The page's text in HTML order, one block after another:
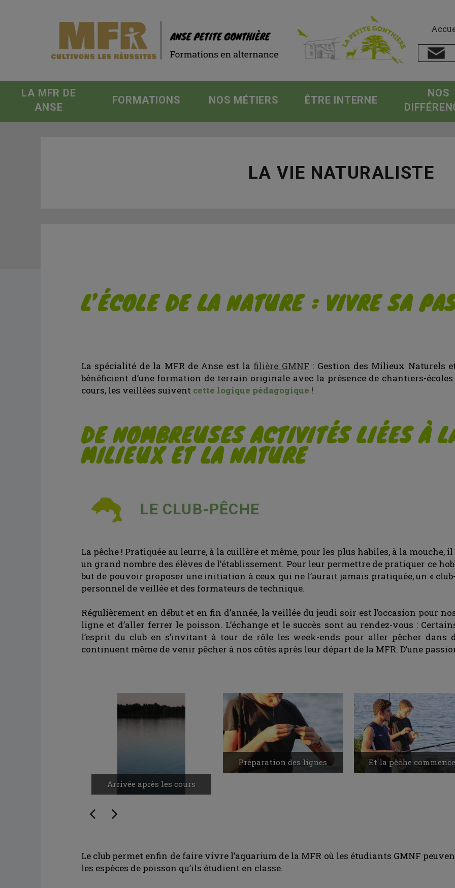
LA MFR DE
ANSE
FORMATIONS NOS MÉTIERS ÊTRE INTERNE
NOS
LA VIE NATURALISTE
L’ÉCOLE DE LA NATURE : VIVRE SA
La spécialité de la MFR de Anse est la filière GMNF : Gestion des Milieux Naturels
bénéficient d’une formation de terrain originale avec la présence de chantiers-
cours, les veillées suivent cette logique pédagogique !
DE NOMBREUSES ACTIVITÉS LIÉES À
MILIEUX ET LA NATURE
LE CLUB-PÊCHE
La pêche ! Pratiquée au leurre, à la cuillère et même, pour les plus habiles, à la mouche,
un grand nombre des élèves de l’établissement. Pour leur permettre de pratiquer ce
but de pouvoir proposer une initiation à ceux qui ne l’aurait jamais pratiquée, un « club-
personnel de veillée et des formateurs de technique.
Régulièrement en début et en fin d’année, la veillée du jeudi soir est l’occasion pour
ligne et d’aller ferrer le poisson. L’échange et le succès sont au rendez-vous :
l’esprit du club en s’invitant à tour de rôle les week-ends pour aller pêcher dans
continuent même de venir pêcher à nos côtés après leur départ de la MFR. D’une
Arrivée après les cours
Préparation des lignes Et la pêche
Le club permet enfin de faire vivre l’aquarium de la MFR où les étudiants GMNF
les espèces de poisson qu’ils étudient en classe.